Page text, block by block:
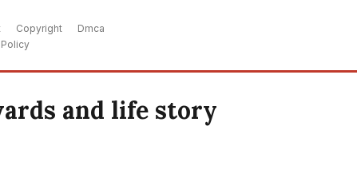
Copyright
Dmca
and life story